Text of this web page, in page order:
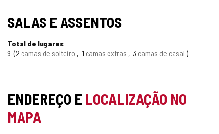
de
meus
TIPO
SALAS E ASSENTOS
Total de lugares
9 2 camas de solteiro 1 camas extras 3 camas de casal
ENDEREÇO E LOCALIZAÇÃO NO
MAPA